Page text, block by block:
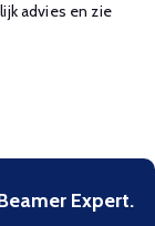
advies en zie
Expert.